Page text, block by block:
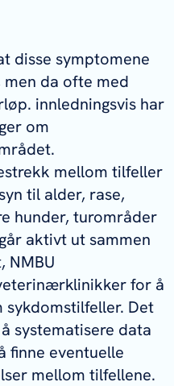
disse symptomene
da ofte med
innledningsvis har
om
mellom tilfeller
til alder, rase,
hunder, turområder
aktivt ut sammen
NMBU
for å
sykdomstilfeller. Det
systematisere data
finne eventuelle
mellom tilfellene.